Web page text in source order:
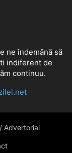
ne îndemână să
indiferent de
continuu.
Advertorial